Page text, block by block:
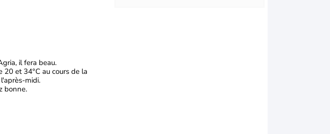
il fera beau.
et 34°C au cours de la
midi.
bonne.